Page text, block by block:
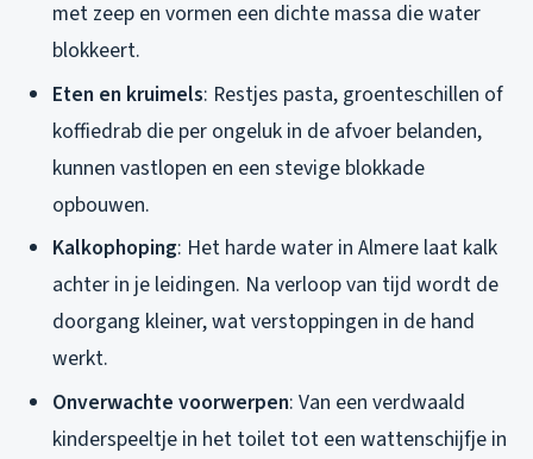
met zeep en vormen een dichte massa die water
blokkeert.
Eten en kruimels: Restjes pasta, groenteschillen of
koffiedrab die per ongeluk in de afvoer belanden,
kunnen vastlopen en een stevige blokkade
opbouwen.
Kalkophoping: Het harde water in Almere laat kalk
achter in je leidingen. Na verloop van tijd wordt de
doorgang kleiner, wat verstoppingen in de hand
werkt.
Onverwachte voorwerpen: Van een verdwaald
kinderspeeltje in het toilet tot een wattenschijfje in